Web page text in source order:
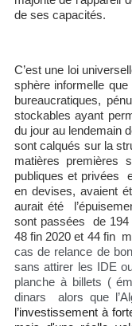
de ses capacités.
C’est une loi
sphère informelle
bureaucratiques,
stockables ayant
du jour au lendemain
sont calqués sur la
matières premières
publiques et privées
en devises, avaient
aurait été
sont passées de 194
48 fin 2020 et 44 fin
cas de relance de
sans attirer les IDE
planche à billets (
dinars alors que
l’investissement à